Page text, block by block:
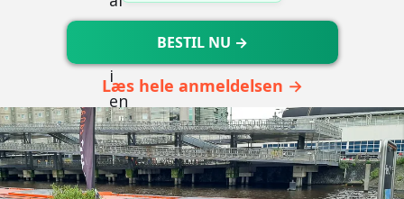
BESTIL NU →
Læs hele anmeldelsen →